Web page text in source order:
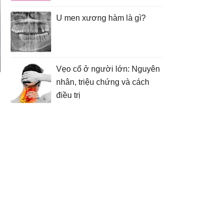
U men xương hàm là gì?
Vẹo cổ ở người lớn: Nguyên
nhân, triệu chứng và cách
điều trị